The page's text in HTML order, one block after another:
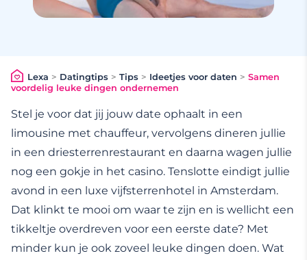
Lexa > Datingtips > Tips > Ideetjes voor daten > Samen
voordelig leuke dingen ondernemen
Stel je voor dat jij jouw date ophaalt in een
limousine met chauffeur, vervolgens dineren jullie
in een driesterrenrestaurant en daarna wagen jullie
nog een gokje in het casino. Tenslotte eindigt jullie
avond in een luxe vijfsterrenhotel in Amsterdam.
Dat klinkt te mooi om waar te zijn en is wellicht een
tikkeltje overdreven voor een eerste date? Met
minder kun je ook zoveel leuke dingen doen. Wat